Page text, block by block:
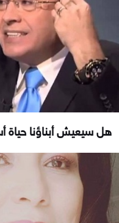
هل سيعيش أبناؤنا حياة